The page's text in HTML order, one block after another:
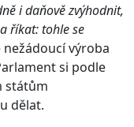
i daňově zvýhodnit,
říkat: tohle se
nežádoucí výroba
si podle
státům
dělat.